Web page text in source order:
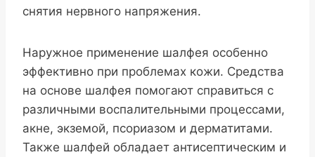
снятия нервного напряжения.
Наружное применение шалфея особенно
эффективно при проблемах кожи. Средства
на основе шалфея помогают справиться с
различными воспалительными процессами,
акне, экземой, псориазом и дерматитами.
Также шалфей обладает антисептическим и